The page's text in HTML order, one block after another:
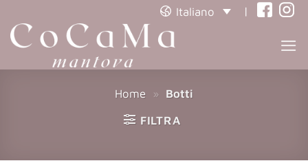
Italiano
|
in
Home » Botti
FILTRA